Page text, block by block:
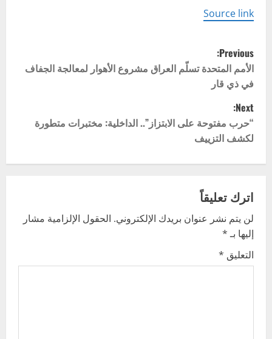
Source link
P
o
s
t
n
v
i
g
Previous:
الأمم المتحدة تسلّم العراق مشروع الأهوار لمعالجة الجفاف
في ذي قار
Next:
“حرب مفتوحة على الابتزاز”.. الداخلية: مختبرات متطورة
لكشف التزييف
اترك تعليقاً
لن يتم نشر عنوان بريدك الإلكتروني. الحقول الإلزامية مشار
إليها بـ*
التعليق *